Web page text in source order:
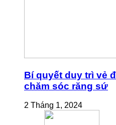
Bí quyết duy trì vẻ
chăm sóc răng sứ
2 Tháng 1, 2024